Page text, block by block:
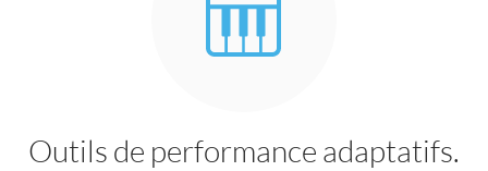
Outils de performance adaptatifs.